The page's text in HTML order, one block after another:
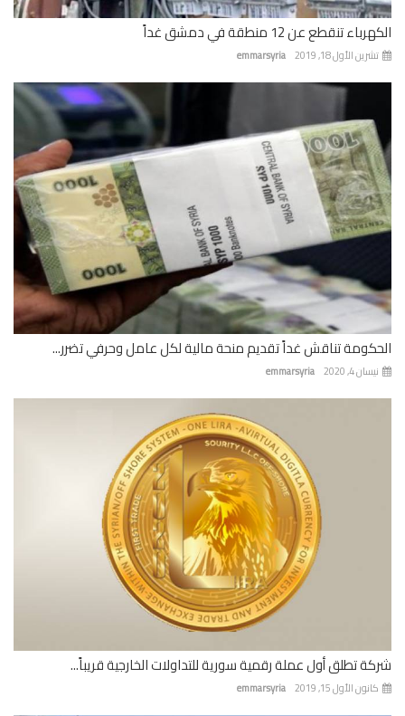
تنقطع عن 12 منطقة في دمشق غداً
emmarsyria الأول 18, 2019
تناقش غداً تقديم منحة مالية لكل عامل وحرفي تضرر...
emmarsyria 4, 2020
تطلق أول عملة رقمية سورية للتداولات الخارجية قريباً...
emmarsyria الأول 15, 2019